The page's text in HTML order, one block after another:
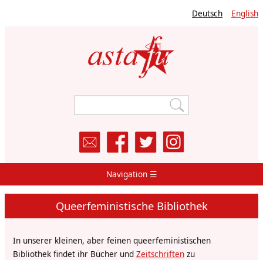
Deutsch English
Main
Navigation
Navigation ☰
Queerfeministische Bibliothek
In unserer kleinen, aber feinen queerfeministischen
Bibliothek findet ihr Bücher und Zeitschriften zu